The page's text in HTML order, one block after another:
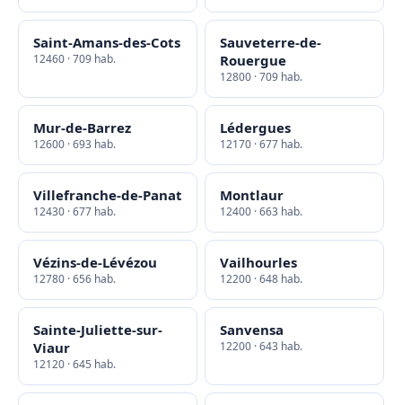
Saint-Amans-des-Cots
12460 · 709 hab.
Sauveterre-de-
Rouergue
12800 · 709 hab.
Mur-de-Barrez
12600 · 693 hab.
Lédergues
12170 · 677 hab.
Villefranche-de-Panat
12430 · 677 hab.
Montlaur
12400 · 663 hab.
Vézins-de-Lévézou
12780 · 656 hab.
Vailhourles
12200 · 648 hab.
Sainte-Juliette-sur-
Viaur
12120 · 645 hab.
Sanvensa
12200 · 643 hab.